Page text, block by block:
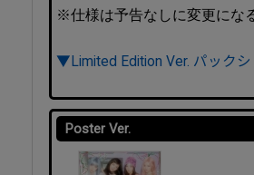
※仕様は予告なしに変更にな
▼Limited Edition Ver. パック
Poster Ver.